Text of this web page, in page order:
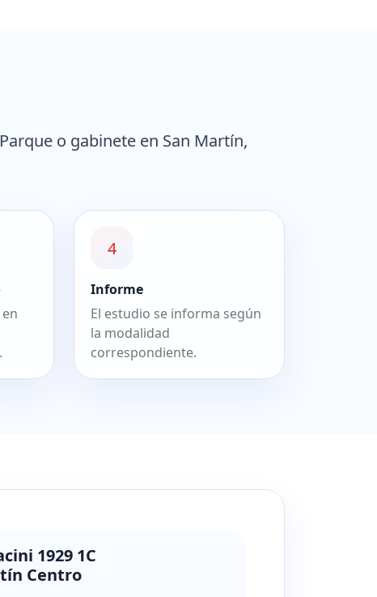
o gabinete en San Martín,
4
Informe
El estudio se informa según
la modalidad
correspondiente.
1929 1C
Centro